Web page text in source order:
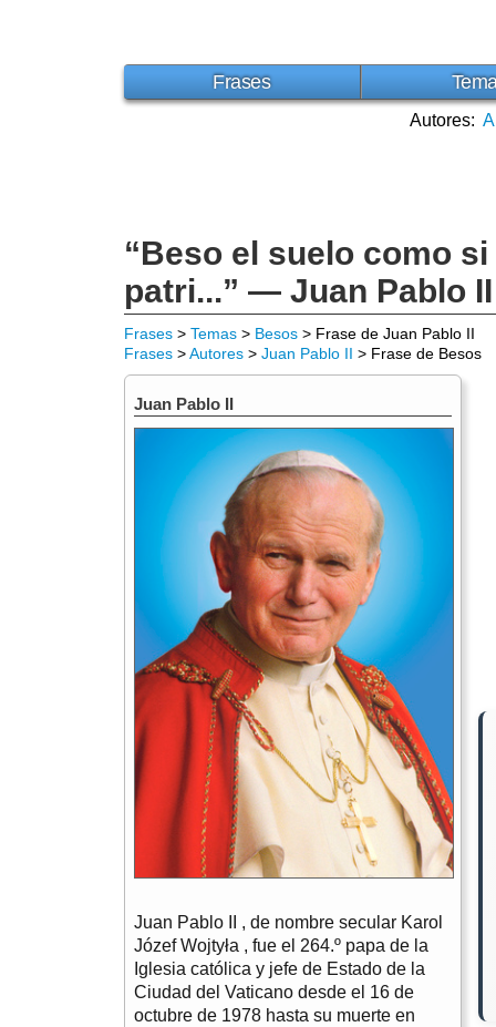
Frases
Autores: A
“Beso el suelo como
patri...” — Juan Pablo II
Frases > Temas > Besos > Frase de Juan Pablo II
Frases >Autores > Juan Pablo II > Frase de Besos
Juan Pablo II
Juan Pablo II , de nombre secular Karol
Józef Wojtyła , fue el 264.º papa de la
Iglesia católica y jefe de Estado de la
Ciudad del Vaticano desde el 16 de
octubre de 1978 hasta su muerte en